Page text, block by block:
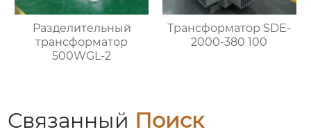
Разделительный
трансформатор
500WGL-2
Трансформатор SDE-
2000-380 100
Связанный Поиск